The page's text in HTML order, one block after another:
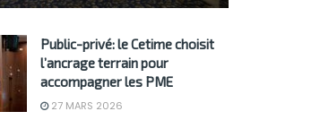
Public-privé: le Cetime choisit
l’ancrage terrain pour
accompagner les PME
27 MARS 2026